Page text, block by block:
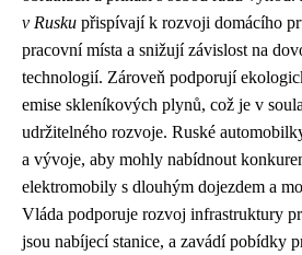
v Rusku přispívají k rozvoji domácího
pracovní místa a snižují závislost na
technologií. Zároveň podporují
emise skleníkových plynů, což je v
udržitelného rozvoje. Ruské
a vývoje, aby mohly nabídnout
elektromobily s dlouhým dojezdem a
Vláda podporuje rozvoj infrastruktury
jsou nabíjecí stanice, a zavádí pobídky